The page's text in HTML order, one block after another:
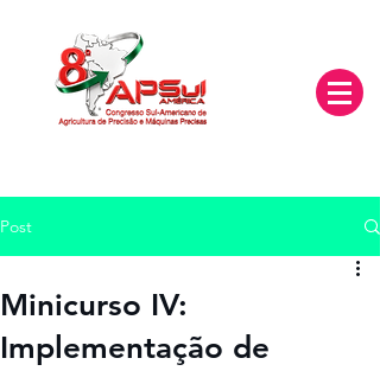
Post
Minicurso IV:
Implementação de